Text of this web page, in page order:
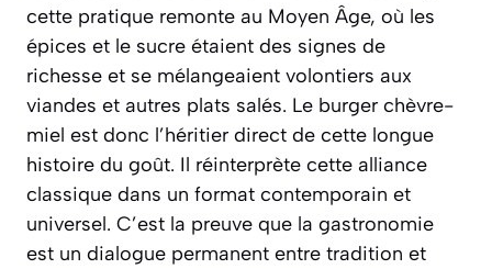
cette pratique remonte au Moyen Âge, où les
épices et le sucre étaient des signes de
richesse et se mélangeaient volontiers aux
viandes et autres plats salés. Le burger chèvre-
miel est donc l’héritier direct de cette longue
histoire du goût. Il réinterprète cette alliance
classique dans un format contemporain et
universel. C’est la preuve que la gastronomie
est un dialogue permanent entre tradition et